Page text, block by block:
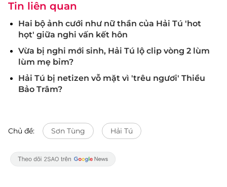
Tin liên quan
Hai bộ ảnh cưới như nữ thần của Hải Tú 'hot
họt' giữa nghi vấn kết hôn
Vừa bị nghi mới sinh, Hải Tú lộ clip vòng 2 lùm
lùm mẹ bỉm?
Hải Tú bị netizen vỗ mặt vì 'trêu ngươi' Thiều
Bảo Trâm?
Chủ đề: Sơn Tùng Hải Tú